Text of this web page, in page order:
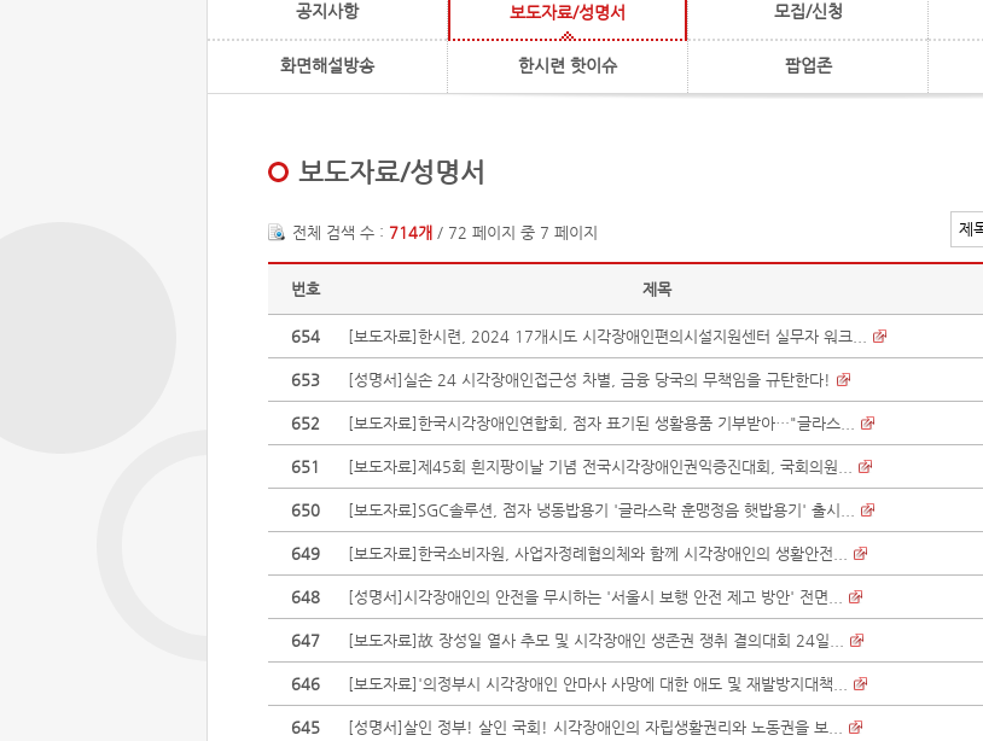
공지사항 보도자료/성명서 모집/신청
화면해설방송 한시련 핫이슈 팝업존
보도자료/성명서
전체 검색 수 : 714개 / 72 페이지 중 7 페이지
번호 제목
654 [보도자료]한시련, 2024 17개시도 시각장애인편의시설지원센터 실무자 워크...
653 [성명서]실손 24 시각장애인접근성 차별, 금융 당국의 무책임을 규탄한다!
652 [보도자료]한국시각장애인연합회, 점자 표기된 생활용품 기부받아…"글라스...
651 [보도자료]제45회 흰지팡이날 기념 전국시각장애인권익증진대회, 국회의원...
650 [보도자료]SGC솔루션, 점자 냉동밥용기 '글라스락 훈맹정음 햇밥용기' 출시...
649 [보도자료]한국소비자원, 사업자정례협의체와 함께 시각장애인의 생활안전...
648 [성명서]시각장애인의 안전을 무시하는 '서울시 보행 안전 제고 방안' 전면...
647 [보도자료]故 장성일 열사 추모 및 시각장애인 생존권 쟁취 결의대회 24일...
646 [보도자료]'의정부시 시각장애인 안마사 사망에 대한 애도 및 재발방지대책...
645 [성명서]살인 정부! 살인 국회! 시각장애인의 자립생활권리와 노동권을 보...